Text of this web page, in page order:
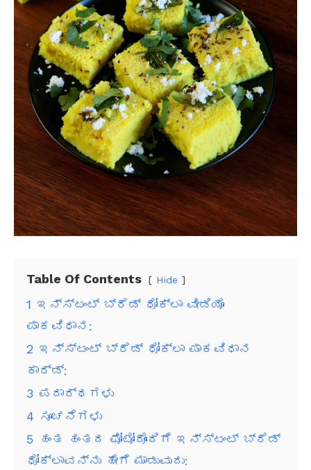
Table Of Contents Hide
1 ಇನ್ಸ್ಟಂಟ್ ಬ್ರೆಡ್ ಧೋಕ್ಲಾ ವೀಡಿಯೊ
ಪಾಕವಿಧಾನ:
2 ಇನ್ಸ್ಟಂಟ್ ಬ್ರೆಡ್ ಧೋಕ್ಲಾ ಪಾಕವಿಧಾನ
ಕಾರ್ಡ್:
3 ಪದಾರ್ಥಗಳು
4 ಸೂಚನೆಗಳು
5
ಹಂತ ಹಂತದ ಫೋಟೋದೊಂದಿಗೆ ಇನ್ಸ್ಟಂಟ್ ಬ್ರೆಡ್
ಧೋಕ್ಲಾವನ್ನು ಹೇಗೆ ಮಾಡುವುದು: